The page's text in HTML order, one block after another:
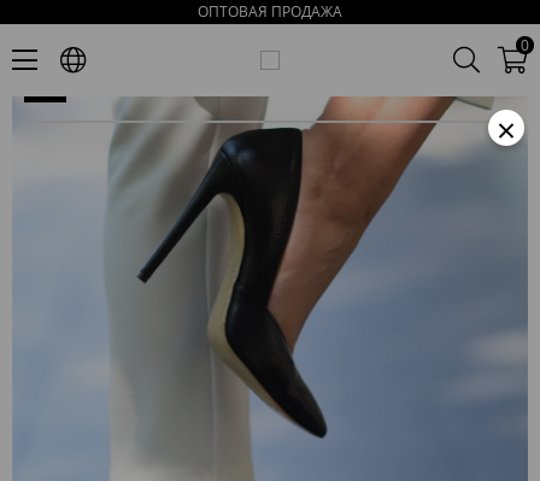
ОПТОВАЯ ПРОДАЖА
0
Норт Женские Чёрные Кожаные Туфли на Каблуке
×